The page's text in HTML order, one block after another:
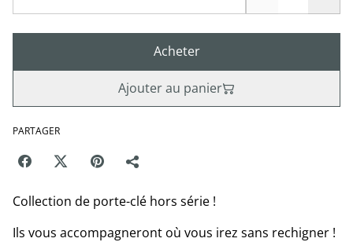
Acheter
Ajouter au panier
PARTAGER
Collection de porte-clé hors série !
Ils vous accompagneront où vous irez sans rechigner !